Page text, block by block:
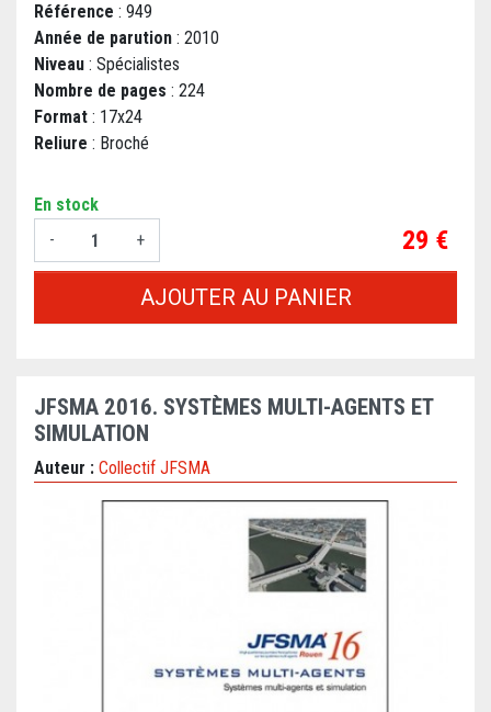
Référence : 949
Année de parution : 2010
Niveau : Spécialistes
Nombre de pages : 224
Format : 17x24
Reliure : Broché
En stock
-
+ Prix
29 €
AJOUTER AU PANIER
JFSMA 2016. SYSTÈMES MULTI-AGENTS ET
SIMULATION
Auteur : Collectif JFSMA